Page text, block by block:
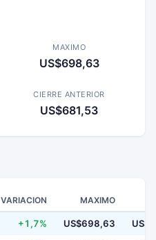
MAXIMO
US$698,63
CIERRE ANTERIOR
US$681,53
VARIACION MAXIMO
+1,7% US$698,63